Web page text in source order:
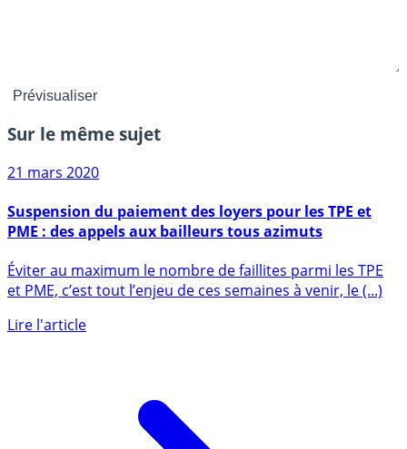
Sur le même sujet
21 mars 2020
PME : des appels aux bailleurs tous azimuts
et PME, c’est tout l’enjeu de ces semaines à venir, le (...)